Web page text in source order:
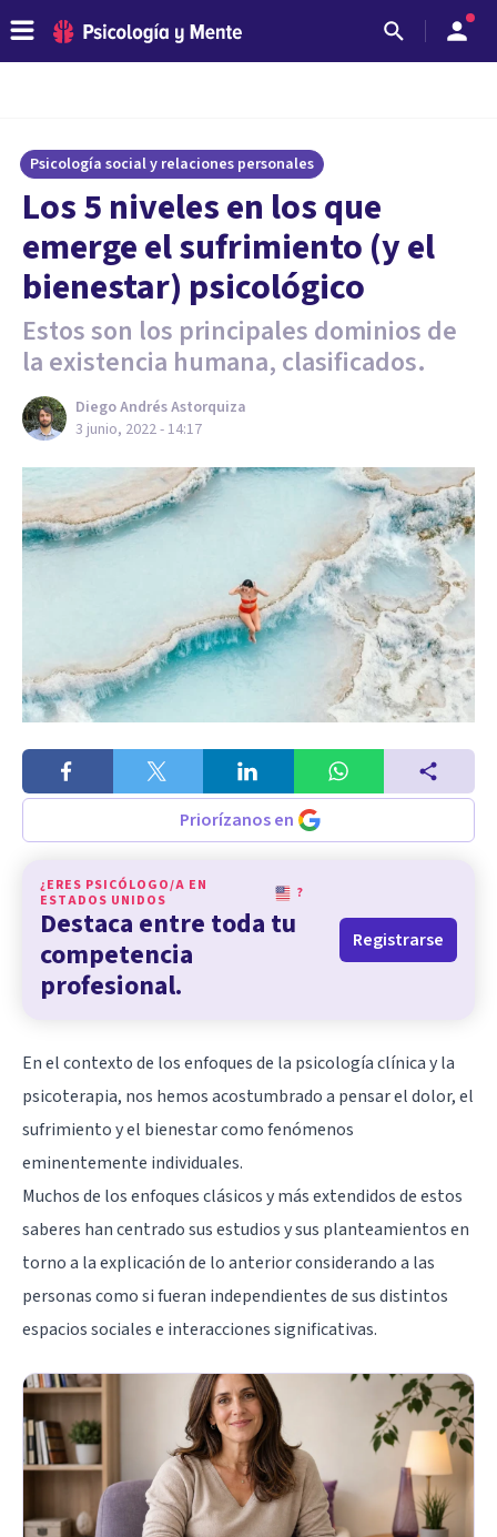
Psicología social y relaciones personales
Los 5 niveles en los que
emerge el sufrimiento (y el
bienestar) psicológico
Estos son los principales dominios de
la existencia humana, clasificados.
Diego Andrés Astorquiza
3 junio, 2022 - 14:17
Priorízanos en
¿ERES PSICÓLOGO/A EN
ESTADOS UNIDOS
?
Destaca entre toda tu
competencia
profesional.
Registrarse
En el contexto de los enfoques de la psicología clínica y la
psicoterapia, nos hemos acostumbrado a pensar el dolor, el
sufrimiento y el bienestar como fenómenos
eminentemente individuales.
Muchos de los enfoques clásicos y más extendidos de estos
saberes han centrado sus estudios y sus planteamientos en
torno a la explicación de lo anterior considerando a las
personas como si fueran independientes de sus distintos
espacios sociales e interacciones significativas.